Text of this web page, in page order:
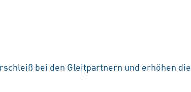
bei den Gleitpartnern und erhöhen die